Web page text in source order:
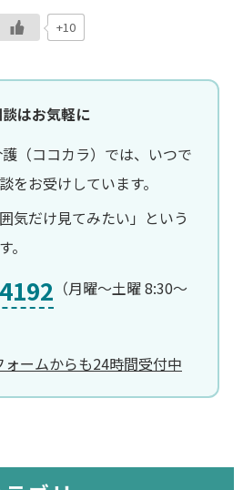
+10
はお気軽に
（ココカラ）では、いつで
をお受けしています。
気だけ見てみたい」という
。
（月曜〜土曜 8:30〜
ームからも24時間受付中